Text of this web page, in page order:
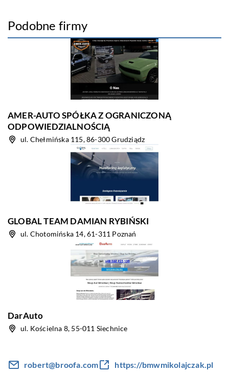
Podobne firmy
AMER-AUTO SPÓŁKA Z OGRANICZONĄ
ODPOWIEDZIALNOŚCIĄ
ul. Chełmińska 115, 86-300 Grudziądz
GLOBAL TEAM DAMIAN RYBIŃSKI
ul. Chotomińska 14, 61-311 Poznań
DarAuto
ul. Kościelna 8, 55-011 Siechnice
robert@broofa.com https://bmwmikolajczak.pl